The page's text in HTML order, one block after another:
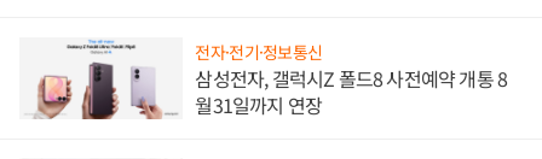
전자·전기·정보통신
삼성전자, 갤럭시Z 폴드8 사전예약 개통 8
월31일까지 연장